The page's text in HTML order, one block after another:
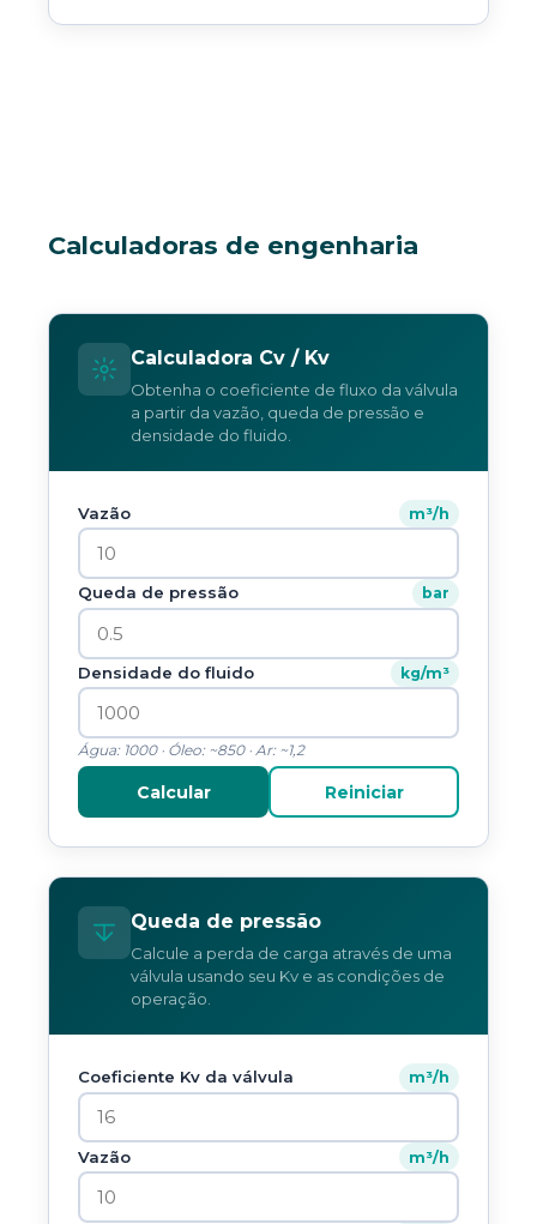
Calculadoras de engenharia
Calculadora Cv / Kv
Obtenha o coeficiente de fluxo da válvula
a partir da vazão, queda de pressão e
densidade do fluido.
Vazão m³/h
Queda de pressão bar
Densidade do fluido kg/m³
Água: 1000 · Óleo: ~850 · Ar: ~1,2
Calcular Reiniciar
Queda de pressão
Calcule a perda de carga através de uma
válvula usando seu Kv e as condições de
operação.
Coeficiente Kv da válvula m³/h
Vazão m³/h